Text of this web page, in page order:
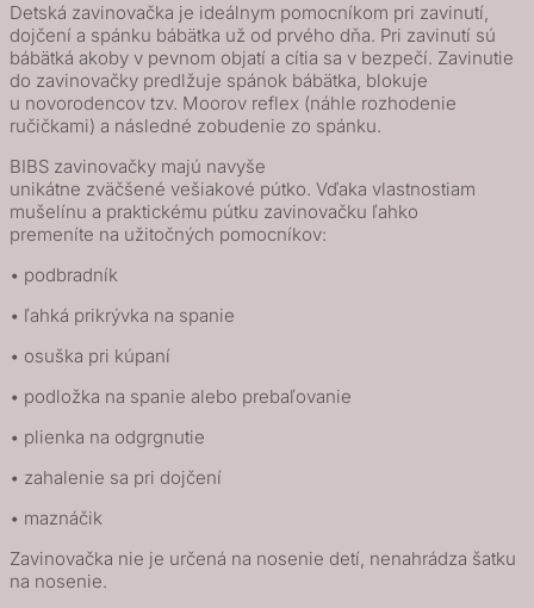
Detská zavinovačka je ideálnym pomocníkom pri zavinutí,
dojčení a spánku bábätka už od prvého dňa. Pri zavinutí sú
bábätká akoby v pevnom objatí a cítia sa v bezpečí. Zavinutie
do zavinovačky predlžuje spánok bábätka, blokuje
u novorodencov tzv. Moorov reflex (náhle rozhodenie
ručičkami) a následné zobudenie zo spánku.
BIBS zavinovačky majú navyše
unikátne zväčšené vešiakové pútko. Vďaka vlastnostiam
mušelínu a praktickému pútku zavinovačku ľahko
premeníte na užitočných pomocníkov:
• podbradník
• ľahká prikrývka na spanie
• osuška pri kúpaní
• podložka na spanie alebo prebaľovanie
• plienka na odgrgnutie
• zahalenie sa pri dojčení
• maznáčik
Zavinovačka nie je určená na nosenie detí, nenahrádza šatku
na nosenie.